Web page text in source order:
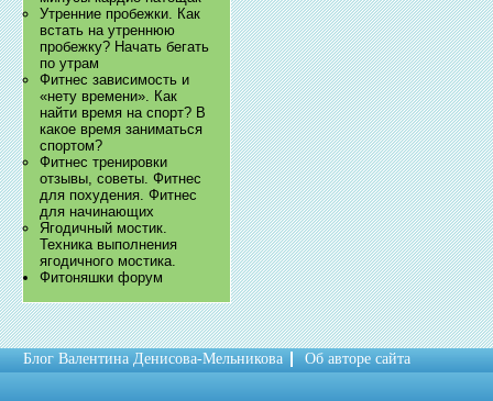
Утренние пробежки. Как
встать на утреннюю
пробежку? Начать бегать
по утрам
Фитнес зависимость и
«нету времени». Как
найти время на спорт? В
какое время заниматься
спортом?
Фитнес тренировки
отзывы, советы. Фитнес
для похудения. Фитнес
для начинающих
Ягодичный мостик.
Техника выполнения
ягодичного мостика.
Фитоняшки форум
Блог Валентина Денисова-Мельникова Об авторе сайта